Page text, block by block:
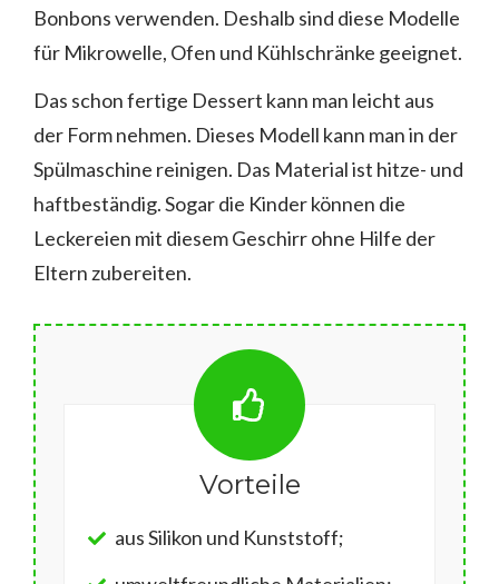
Bonbons verwenden. Deshalb sind diese Modelle
für Mikrowelle, Ofen und Kühlschränke geeignet.
Das schon fertige Dessert kann man leicht aus
der Form nehmen. Dieses Modell kann man in der
Spülmaschine reinigen. Das Material ist hitze- und
haftbeständig. Sogar die Kinder können die
Leckereien mit diesem Geschirr ohne Hilfe der
Eltern zubereiten.
Vorteile
aus Silikon und Kunststoff;